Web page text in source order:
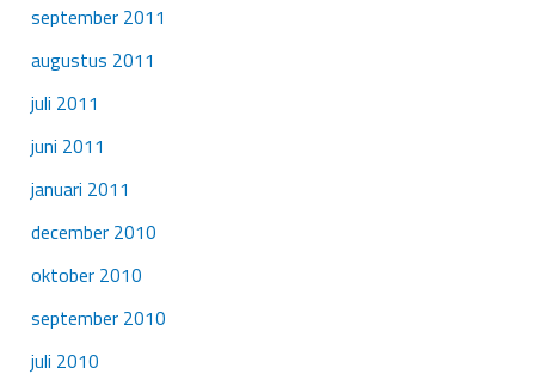
september 2011
augustus 2011
juli 2011
juni 2011
januari 2011
december 2010
oktober 2010
september 2010
juli 2010